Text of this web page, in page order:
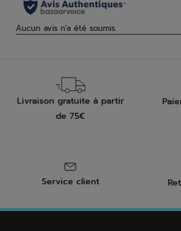
Livraison gratuite à partir
de 75€
Service client